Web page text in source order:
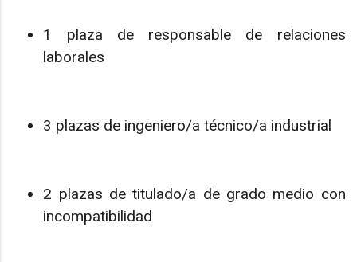
1 plaza de responsable de relaciones
laborales
3 plazas de ingeniero/a técnico/a industrial
2 plazas de titulado/a de grado medio con
incompatibilidad